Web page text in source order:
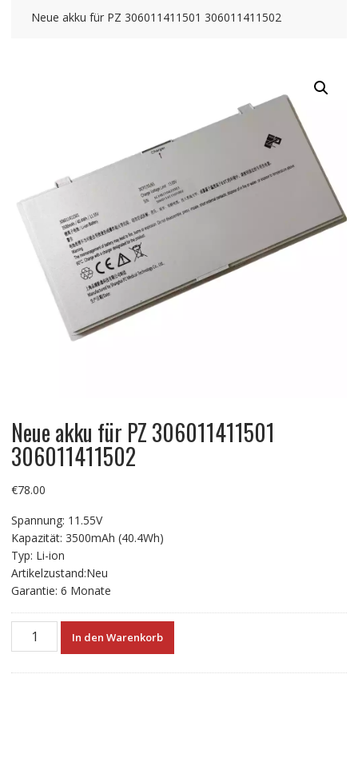
Neue akku für PZ 306011411501 306011411502
Neue akku für PZ 306011411501
306011411502
€78.00
Spannung: 11.55V
Kapazität: 3500mAh (40.4Wh)
Typ: Li-ion
Artikelzustand:Neu
Garantie: 6 Monate
Neue
In den Warenkorb